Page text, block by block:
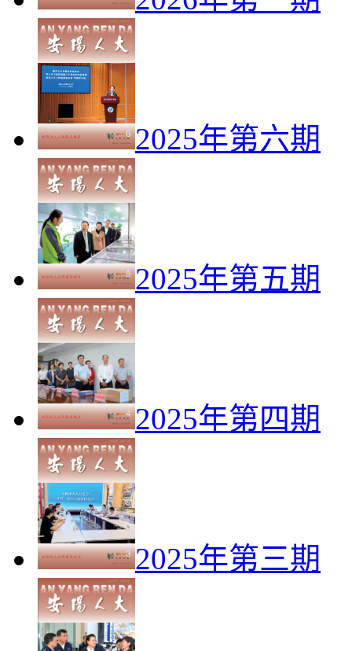
2025年第六期
2025年第五期
2025年第四期
2025年第三期